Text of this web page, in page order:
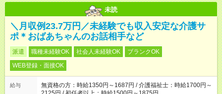
未読
＼月収例23.7万円／未経験でも収入安定な介護サ
ポ＊おばあちゃんのお話相手など
派遣 職種未経験OK 社会人未経験OK
ブランクOK
WEB登録・面接OK
給与
無資格の方：時給1350円～1687円 / 介護福祉士：時給1700円～